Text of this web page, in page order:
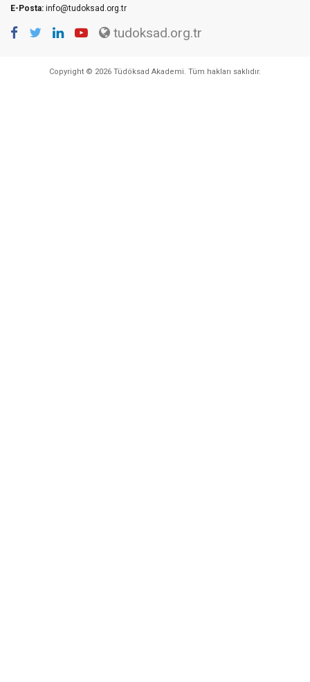
E-Posta: info@tudoksad.org.tr
tudoksad.org.tr
Copyright © 2026 Tüdöksad Akademi. Tüm hakları saklıdır.